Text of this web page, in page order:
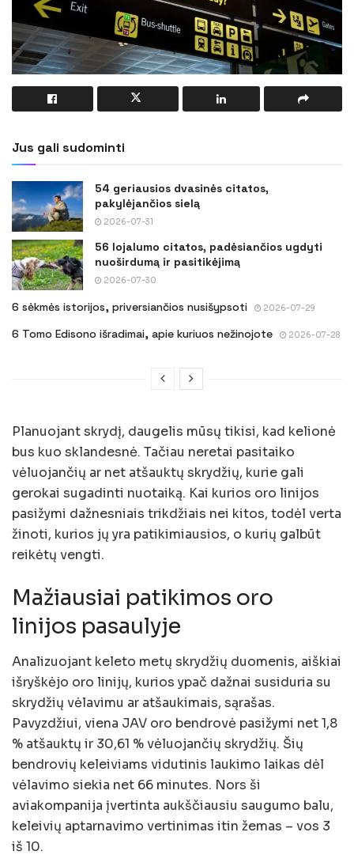
Jus gali sudominti
54 geriausios dvasinės citatos,
pakylėjančios sielą
2026-07-31
56 lojalumo citatos, padėsiančios ugdyti
nuoširdumą ir pasitikėjimą
2026-07-30
6 sėkmės istorijos, priversiančios nusišypsoti 2026-07-29
6 Tomo Edisono išradimai, apie kuriuos nežinojote 2026-07-28
Planuojant skrydį, daugelis mūsų tikisi, kad kelionė
bus kuo sklandesnė. Tačiau neretai pasitaiko
vėluojančių ar net atšauktų skrydžių, kurie gali
gerokai sugadinti nuotaiką. Kai kurios oro linijos
pasižymi dažnesniais trikdžiais nei kitos, todėl verta
žinoti, kurios jų yra patikimiausios, o kurių galbūt
reikėtų vengti.
Mažiausiai patikimos oro
linijos pasaulyje
Analizuojant keleto metų skrydžių duomenis, aiškiai
išryškėjo oro linijų, kurios ypač dažnai susiduria su
skrydžių vėlavimu ar atšaukimais, sąrašas.
Pavyzdžiui, viena JAV oro bendrovė pasižymi net 1,8
% atšauktų ir 30,61 % vėluojančių skrydžių. Šių
bendrovių keleiviams vidutinis laukimo laikas dėl
vėlavimo siekia net 66 minutes. Nors ši
aviakompanija įvertinta aukščiausiu saugumo balu,
keleivių aptarnavimo vertinimas itin žemas – vos 3
iš 10.